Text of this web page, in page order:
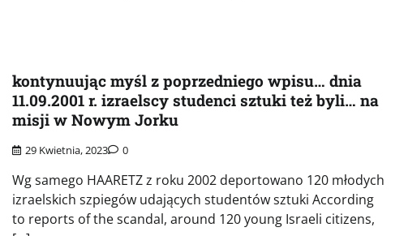
kontynuując myśl z poprzedniego wpisu… dnia
11.09.2001 r. izraelscy studenci sztuki też byli… na
misji w Nowym Jorku
29 Kwietnia, 2023 0
Wg samego HAARETZ z roku 2002 deportowano 120 młodych
izraelskich szpiegów udających studentów sztuki According
to reports of the scandal, around 120 young Israeli citizens,